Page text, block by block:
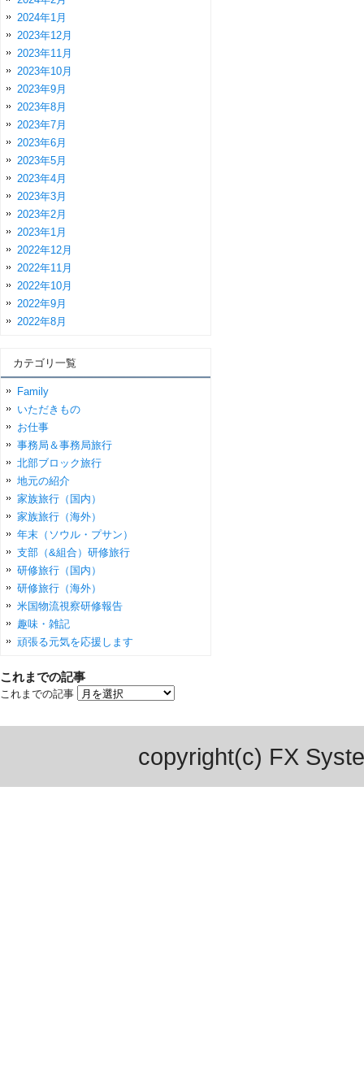
2024年1月
2023年12月
2023年11月
2023年10月
2023年9月
2023年8月
2023年7月
2023年6月
2023年5月
2023年4月
2023年3月
2023年2月
2023年1月
2022年12月
2022年11月
2022年10月
2022年9月
2022年8月
カテゴリ一覧
Family
いただきもの
お仕事
事務局＆事務局旅行
北部ブロック旅行
地元の紹介
家族旅行（国内）
家族旅行（海外）
年末（ソウル・プサン）
支部（&組合）研修旅行
研修旅行（国内）
研修旅行（海外）
米国物流視察研修報告
趣味・雑記
頑張る元気を応援します
これまでの記事
これまでの記事
copyright(c) FX